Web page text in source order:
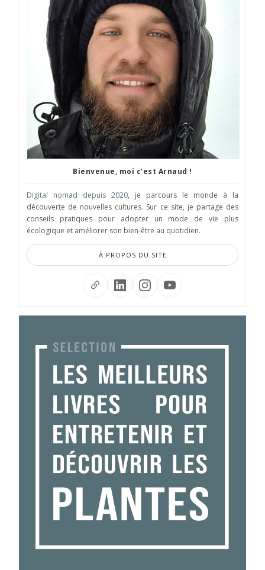
Bienvenue, moi c'est Arnaud !
Digital nomad depuis 2020, je parcours le monde à la
découverte de nouvelles cultures. Sur ce site, je partage des
conseils pratiques pour adopter un mode de vie plus
écologique et améliorer son bien-être au quotidien.
À PROPOS DU SITE